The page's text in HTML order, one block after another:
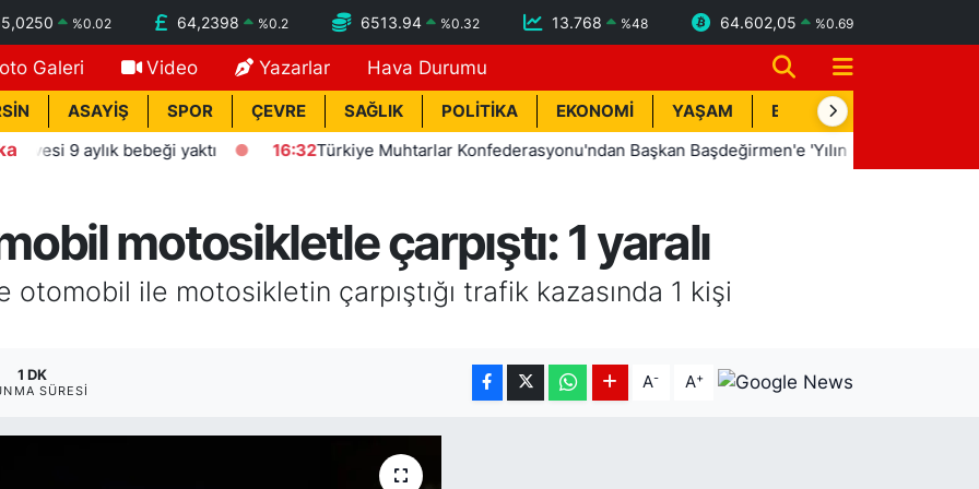
%0.02 64,2398 %0.2 6513.94 %0.32 13.768 %48 64.602,05 %0.69
Galeri Video Yazarlar Hava Durumu
ASAYİŞ SPOR ÇEVRE SAĞLIK POLİTİKA EKONOMİ YAŞAM BİK İLAN
9 aylık bebeği yaktı 16:32 Türkiye Muhtarlar Konfederasyonu'ndan Başkan Başdeğirmen'e 'Yılın En Başarılı Belediye
motosikletle çarpıştı: 1 yaralı
ile motosikletin çarpıştığı trafik kazasında 1 kişi
1 DK
SÜRESI A- A+